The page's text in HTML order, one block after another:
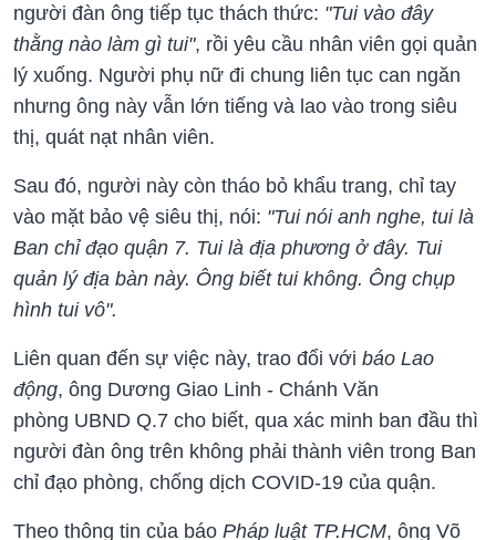
người đàn ông tiếp tục thách thức: "Tui vào đây
thằng nào làm gì tui", rồi yêu cầu nhân viên gọi quản
lý xuống. Người phụ nữ đi chung liên tục can ngăn
nhưng ông này vẫn lớn tiếng và lao vào trong siêu
thị, quát nạt nhân viên.
Sau đó, người này còn tháo bỏ khẩu trang, chỉ tay
vào mặt bảo vệ siêu thị, nói: "Tui nói anh nghe, tui là
Ban chỉ đạo quận 7. Tui là địa phương ở đây. Tui
quản lý địa bàn này. Ông biết tui không. Ông chụp
hình tui vô".
Liên quan đến sự việc này, trao đổi với báo Lao
động, ông Dương Giao Linh - Chánh Văn
phòng UBND Q.7 cho biết, qua xác minh ban đầu thì
người đàn ông trên không phải thành viên trong Ban
chỉ đạo phòng, chống dịch COVID-19 của quận.
Theo thông tin của báo Pháp luật TP.HCM, ông Võ